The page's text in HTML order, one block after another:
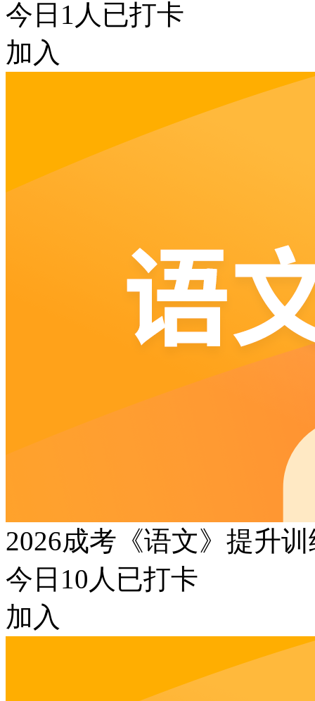
今日 1 人已打卡
加入
2026成考《语文》提升
今日 10 人已打卡
加入